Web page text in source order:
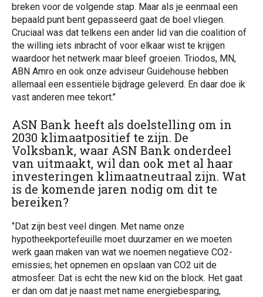
breken voor de volgende stap. Maar als je eenmaal een
bepaald punt bent gepasseerd gaat de boel vliegen.
Cruciaal was dat telkens een ander lid van die coalition of
the willing iets inbracht of voor elkaar wist te krijgen
waardoor het netwerk maar bleef groeien. Triodos, MN,
ABN Amro en ook onze adviseur Guidehouse hebben
allemaal een essentiële bijdrage geleverd. En daar doe ik
vast anderen mee tekort.’’
ASN Bank heeft als doelstelling om in
2030 klimaatpositief te zijn. De
Volksbank, waar ASN Bank onderdeel
van uitmaakt, wil dan ook met al haar
investeringen klimaatneutraal zijn. Wat
is de komende jaren nodig om dit te
bereiken?
‘’Dat zijn best veel dingen. Met name onze
hypotheekportefeuille moet duurzamer en we moeten
werk gaan maken van wat we noemen negatieve CO2-
emissies; het opnemen en opslaan van CO2 uit de
atmosfeer. Dat is echt the new kid on the block. Het gaat
er dan om dat je naast met name energiebesparing,